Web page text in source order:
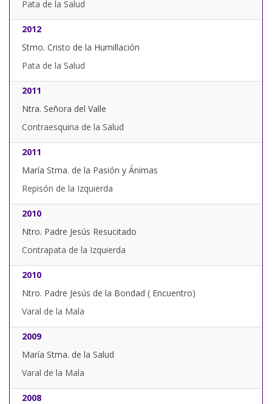
Pata de la Salud
2012
Stmo. Cristo de la Humillación
Pata de la Salud
2011
Ntra. Señora del Valle
Contraesquina de la Salud
2011
María Stma. de la Pasión y Ánimas
Repisón de la Izquierda
2010
Ntro. Padre Jesús Resucitado
Contrapata de la Izquierda
2010
Ntro. Padre Jesús de la Bondad ( Encuentro)
Varal de la Mala
2009
María Stma. de la Salud
Varal de la Mala
2008